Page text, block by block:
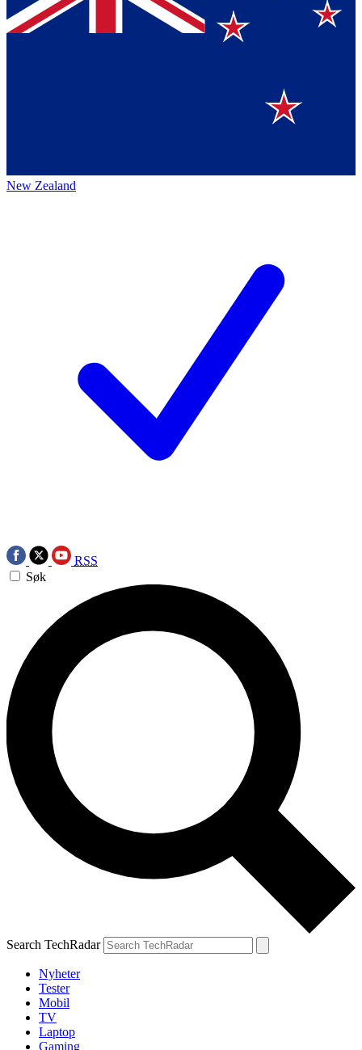
New Zealand
RSS
Søk
Search TechRadar
Nyheter
Tester
Mobil
TV
Laptop
Gaming